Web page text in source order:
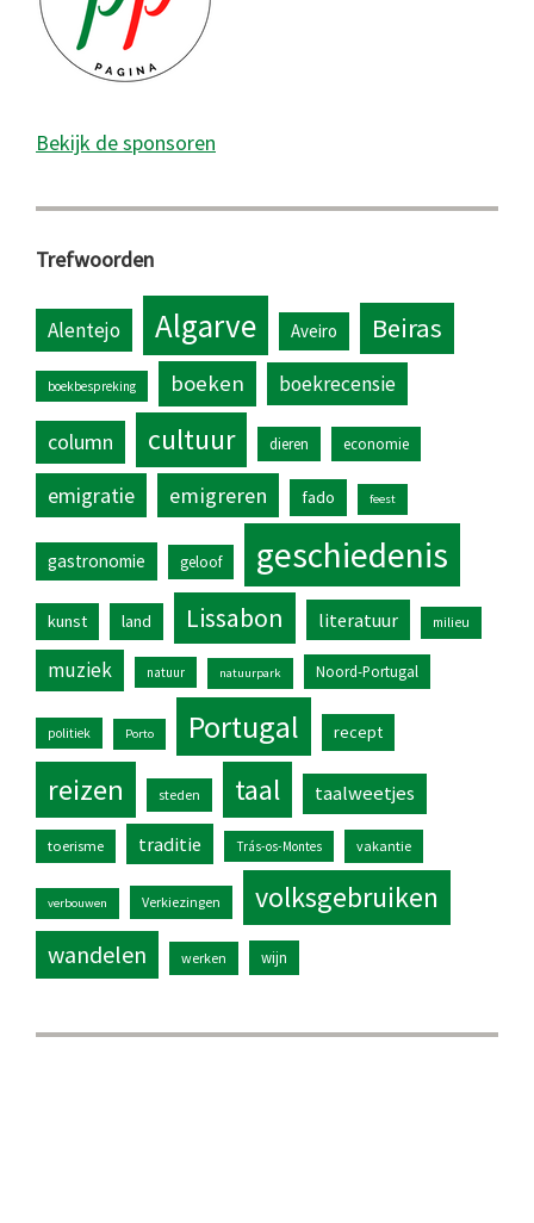
Bekijk de sponsoren
Trefwoorden
Alentejo Algarve Aveiro Beiras
boekbespreking boeken boekrecensie
column cultuur dieren economie
emigratie emigreren fado feest
gastronomie geloof geschiedenis
kunst land Lissabon literatuur milieu
muziek natuur natuurpark Noord-Portugal
politiek Porto Portugal recept
reizen steden taal taalweetjes
toerisme traditie Trás-os-Montes vakantie
verbouwen Verkiezingen volksgebruiken
wandelen werken wijn